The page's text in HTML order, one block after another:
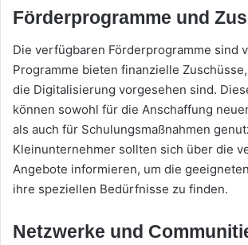
Förderprogramme und
Die verfügbaren Förderprogramme sind
Programme bieten finanzielle
die Digitalisierung vorgesehen sind.
können sowohl für die Anschaffung
als auch für Schulungsmaßnahmen
Kleinunternehmer sollten sich über die
Angebote informieren, um die
ihre speziellen Bedürfnisse zu finden.
Netzwerke und